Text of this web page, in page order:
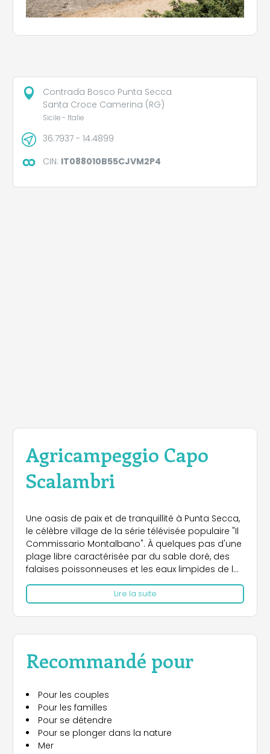
Agricampeggio Capo
Scalambri
Une oasis de paix et de tranquillité à Punta Secca,
le célèbre village de la série télévisée populaire "Il
Commissario Montalbano". À quelques pas d'une
plage libre caractérisée par du sable doré, des
falaises poissonneuses et les eaux limpides de la
mer Méditerranée, entourée de dunes de sable
avec le manteau vert et multicolore du maquis
méditerranéen, riche en parfums et en magie.
Lire la suite
Recommandé pour
Pour les couples
Pour les familles
Pour se détendre
Pour se plonger dans la nature
Mer
Contrada Bosco Punta Secca
Santa Croce Camerina (RG)
Sicile - Italie
36.7937 - 14.4899
CIN: IT088010B55CJVM2P4